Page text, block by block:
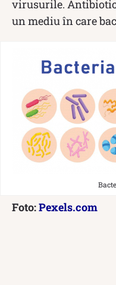
virusurile.
un mediu în care
Foto:Pexels.com